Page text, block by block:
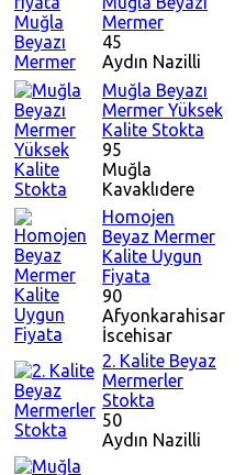
Mermer
45
Aydın Nazilli
Muğla Beyazı
Mermer Yüksek
Kalite Stokta
95
Muğla
Kavaklıdere
Homojen
Beyaz Mermer
Kalite Uygun
Fiyata
90
Afyonkarahisar
İscehisar
2. Kalite Beyaz
Mermerler
Stokta
50
Aydın Nazilli